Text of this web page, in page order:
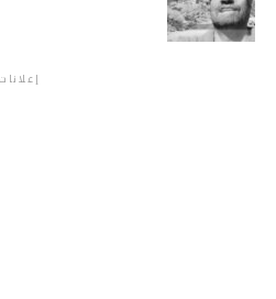
إعلانات